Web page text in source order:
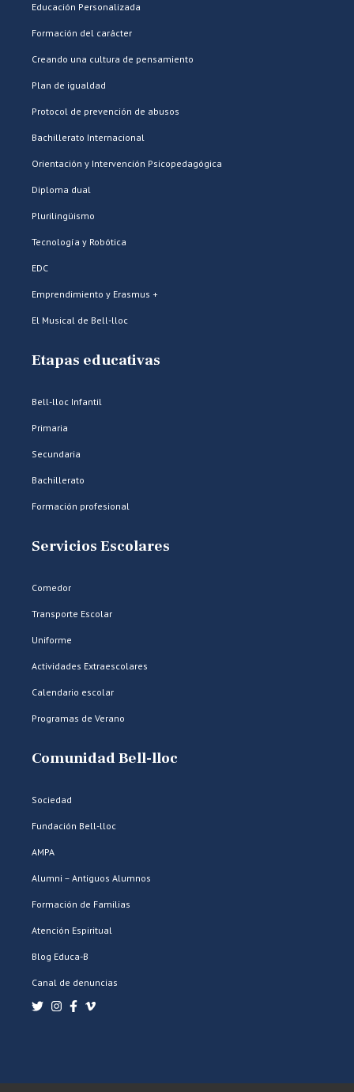
Educación Personalizada
Formación del carácter
Creando una cultura de pensamiento
Plan de igualdad
Protocol de prevención de abusos
Bachillerato Internacional
Orientación y Intervención Psicopedagógica
Diploma dual
Plurilingüismo
Tecnología y Robótica
EDC
Emprendimiento y Erasmus +
El Musical de Bell-lloc
Etapas educativas
Bell-lloc Infantil
Primaria
Secundaria
Bachillerato
Formación profesional
Servicios Escolares
Comedor
Transporte Escolar
Uniforme
Actividades Extraescolares
Calendario escolar
Programas de Verano
Comunidad Bell-lloc
Sociedad
Fundación Bell-lloc
AMPA
Alumni – Antiguos Alumnos
Formación de Familias
Atención Espiritual
Blog Educa-B
Canal de denuncias